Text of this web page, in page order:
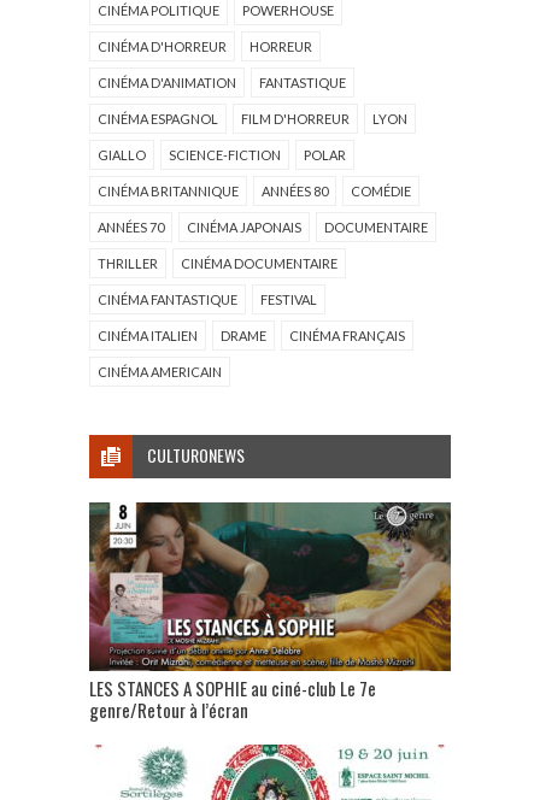
CINÉMA POLITIQUE POWERHOUSE
CINÉMA D'HORREUR HORREUR
CINÉMA D'ANIMATION FANTASTIQUE
CINÉMA ESPAGNOL FILM D'HORREUR LYON
GIALLO SCIENCE-FICTION POLAR
CINÉMA BRITANNIQUE ANNÉES 80 COMÉDIE
ANNÉES 70 CINÉMA JAPONAIS DOCUMENTAIRE
THRILLER CINÉMA DOCUMENTAIRE
CINÉMA FANTASTIQUE FESTIVAL
CINÉMA ITALIEN DRAME CINÉMA FRANÇAIS
CINÉMA AMERICAIN
CULTURONEWS
LES STANCES A SOPHIE au ciné-club Le 7e
genre/Retour à l’écran